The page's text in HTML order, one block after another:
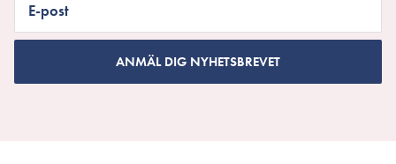
E-post
ANMÄL DIG NYHETSBREVET